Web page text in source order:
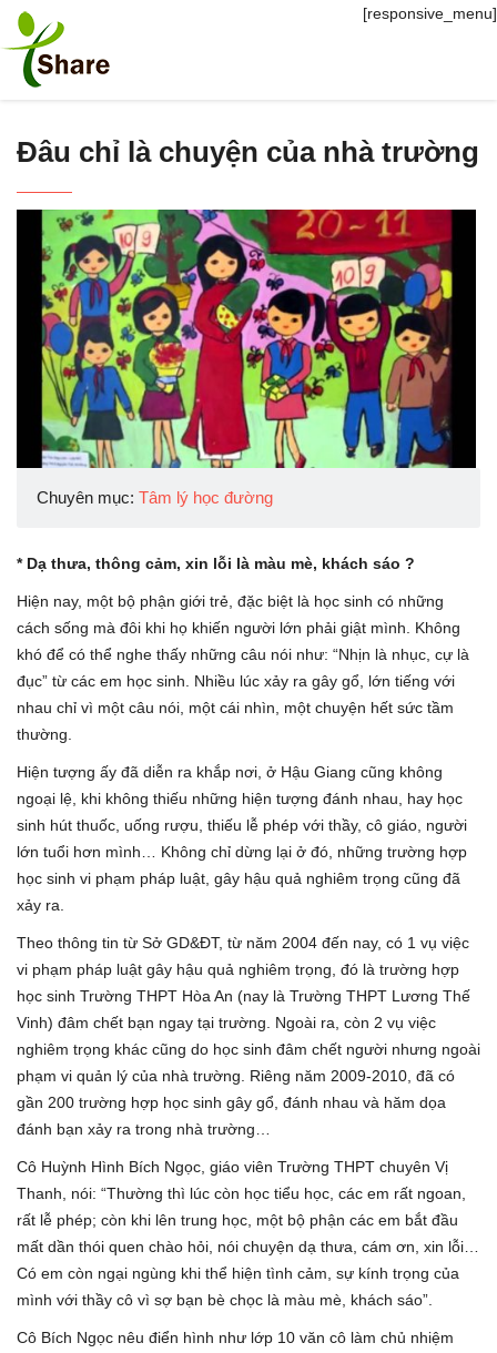
[responsive_menu]
Đâu chỉ là chuyện của nhà trường
Chuyên mục: Tâm lý học đường
* Dạ thưa, thông cảm, xin lỗi là màu mè, khách sáo ?
Hiện nay, một bộ phận giới trẻ, đặc biệt là học sinh có những
cách sống mà đôi khi họ khiến người lớn phải giật mình. Không
khó để có thể nghe thấy những câu nói như: “Nhịn là nhục, cự là
đục” từ các em học sinh. Nhiều lúc xảy ra gây gổ, lớn tiếng với
nhau chỉ vì một câu nói, một cái nhìn, một chuyện hết sức tầm
thường.
Hiện tượng ấy đã diễn ra khắp nơi, ở Hậu Giang cũng không
ngoại lệ, khi không thiếu những hiện tượng đánh nhau, hay học
sinh hút thuốc, uống rượu, thiếu lễ phép với thầy, cô giáo, người
lớn tuổi hơn mình… Không chỉ dừng lại ở đó, những trường hợp
học sinh vi phạm pháp luật, gây hậu quả nghiêm trọng cũng đã
xảy ra.
Theo thông tin từ Sở GD&ĐT, từ năm 2004 đến nay, có 1 vụ việc
vi phạm pháp luật gây hậu quả nghiêm trọng, đó là trường hợp
học sinh Trường THPT Hòa An (nay là Trường THPT Lương Thế
Vinh) đâm chết bạn ngay tại trường. Ngoài ra, còn 2 vụ việc
nghiêm trọng khác cũng do học sinh đâm chết người nhưng ngoài
phạm vi quản lý của nhà trường. Riêng năm 2009-2010, đã có
gần 200 trường hợp học sinh gây gổ, đánh nhau và hăm dọa
đánh bạn xảy ra trong nhà trường…
Cô Huỳnh Hình Bích Ngọc, giáo viên Trường THPT chuyên Vị
Thanh, nói: “Thường thì lúc còn học tiểu học, các em rất ngoan,
rất lễ phép; còn khi lên trung học, một bộ phận các em bắt đầu
mất dần thói quen chào hỏi, nói chuyện dạ thưa, cám ơn, xin lỗi…
Có em còn ngại ngùng khi thể hiện tình cảm, sự kính trọng của
mình với thầy cô vì sợ bạn bè chọc là màu mè, khách sáo”.
Cô Bích Ngọc nêu điển hình như lớp 10 văn cô làm chủ nhiệm